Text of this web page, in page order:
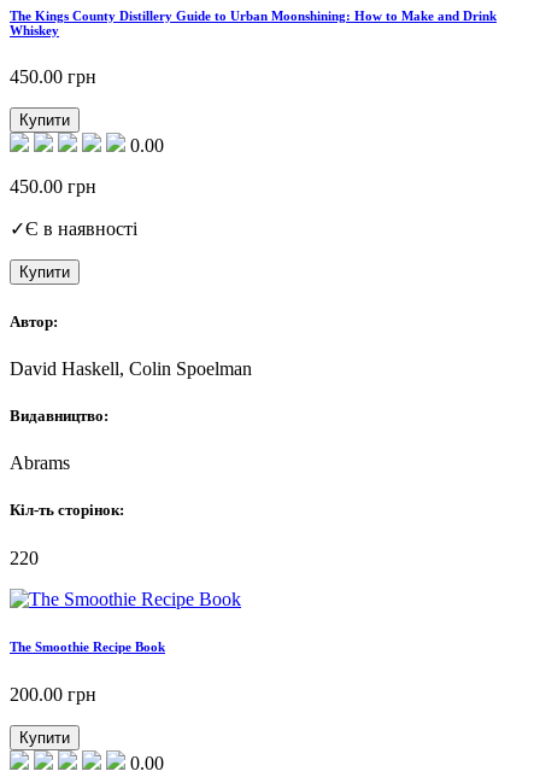
The Kings County Distillery Guide to Urban Moonshining: How to Make and Drink
Whiskey
450.00 грн
Купити
0.00
450.00 грн
✓Є в наявності
Купити
Автор:
David Haskell, Colin Spoelman
Видавництво:
Abrams
Кіл-ть сторінок:
220
The Smoothie Recipe Book
200.00 грн
Купити
0.00